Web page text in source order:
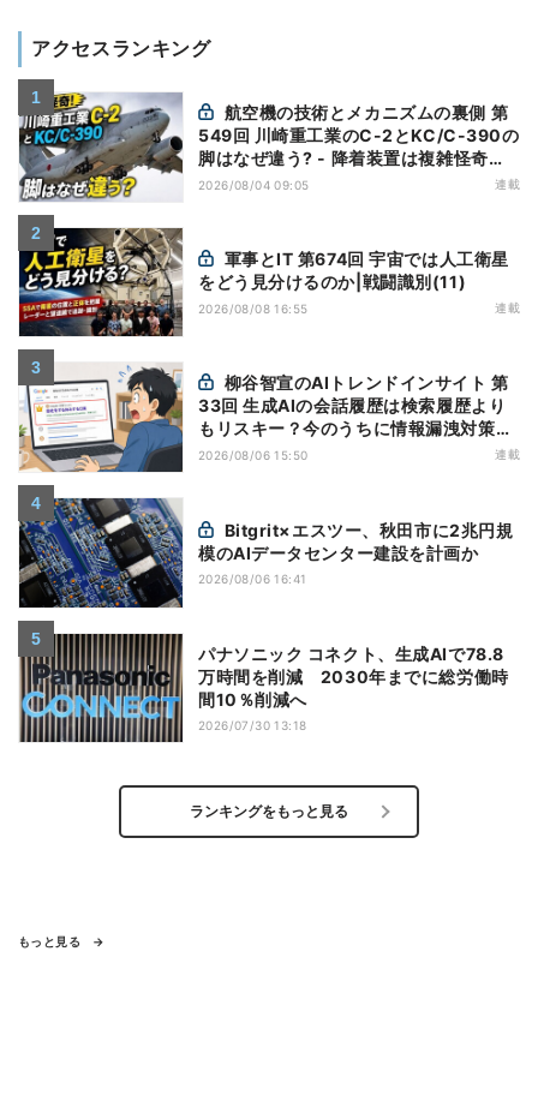
アクセスランキング
549回 川崎重工業のC-2とKC/C-390の
脚はなぜ違う? - 降着装置は複雑怪奇
(5)|軍用輸送機(10)
2026/08/04 09:05 連載
をどう見分けるのか|戦闘識別(11)
2026/08/08 16:55 連載
33回 生成AIの会話履歴は検索履歴より
もリスキー？今のうちに情報漏洩対策を
万全にしておこう
2026/08/06 15:50 連載
模のAIデータセンター建設を計画か
2026/08/06 16:41
パナソニック コネクト、生成AIで78.8
万時間を削減 2030年までに総労働時
間10％削減へ
2026/07/30 13:18
ランキングをもっと見る
もっと見る